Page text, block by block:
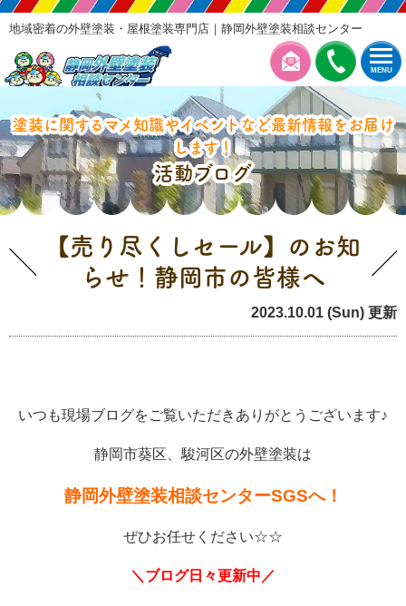
MENU
地域密着の外壁塗装・屋根塗装専門店｜静岡外壁塗装相談センター
塗装に関するマメ知識やイベントなど最新情報をお届け
します！
活動ブログ
【売り尽くしセール】のお知
らせ！静岡市の皆様へ
2023.10.01 (Sun) 更新
いつも現場ブログをご覧いただきありがとうございます♪
静岡市葵区、駿河区の外壁塗装は
静岡外壁塗装相談センターSGSへ！
ぜひお任せください☆☆
＼ブログ日々更新中／